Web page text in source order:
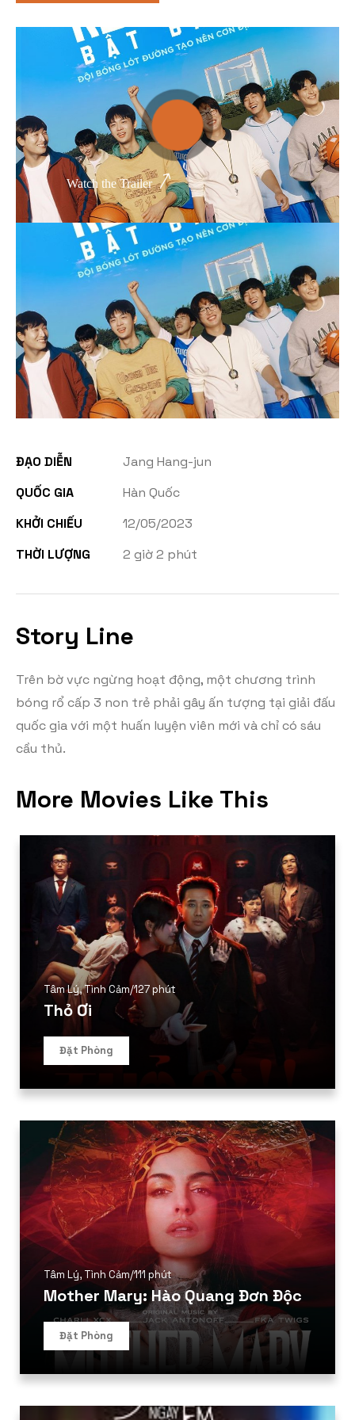
Thể loại phim
Phim kinh dị
Hoạt hình
Hành động
Tình cảm
Việt Nam
Watch the Trailer
ĐẠO DIỄN
Jang Hang-jun
QUỐC GIA
Hàn Quốc
KHỞI CHIẾU
12/05/2023
THỜI LƯỢNG
2 giờ 2 phút
Story Line
Trên bờ vực ngừng hoạt động, một chương trình
bóng rổ cấp 3 non trẻ phải gây ấn tượng tại giải đấu
quốc gia với một huấn luyện viên mới và chỉ có sáu
cầu thủ.
More Movies Like This
Tâm Lý,Tình Cảm/127 phút
Thỏ Ơi
Đặt Phòng
Tâm Lý, Tình Cảm/111 phút
Mother Mary: Hào Quang Đơn Độc
Đặt Phòng